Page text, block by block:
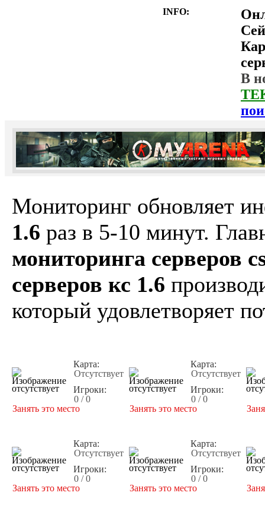
INFO:
В
Мониторинг обновляет
1.6 раз в 5-10 минут.
мониторинга серверов
серверов кс 1.6
который удовлетворяет
Карта:
Отсутствует
Игроки:
0 / 0
Занять это место
Карта:
Отсутствует
Игроки:
0 / 0
Занять это место
Карта:
Отсутствует
Игроки:
0 / 0
Занять это место
Карта:
Отсутствует
Игроки:
0 / 0
Занять это место